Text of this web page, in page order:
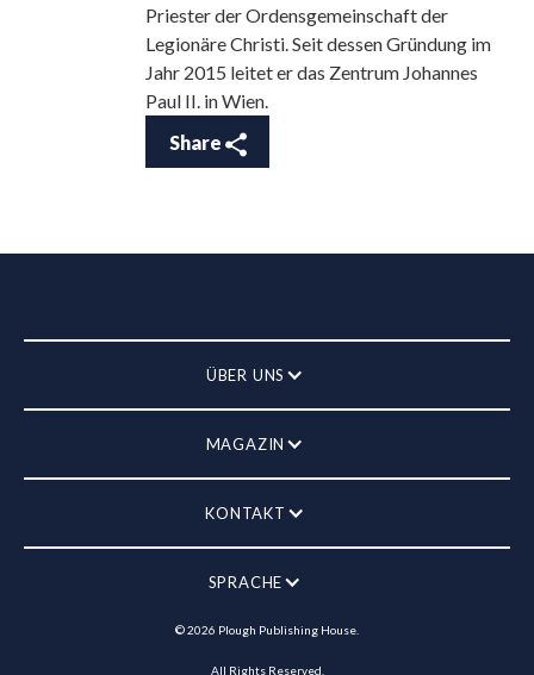
Priester der Ordensgemeinschaft der
Legionäre Christi. Seit dessen Gründung im
Jahr 2015 leitet er das Zentrum Johannes
Paul II. in Wien.
Share
ÜBER UNS
MAGAZIN
KONTAKT
SPRACHE
©2026 Plough Publishing House.
All Rights Reserved.